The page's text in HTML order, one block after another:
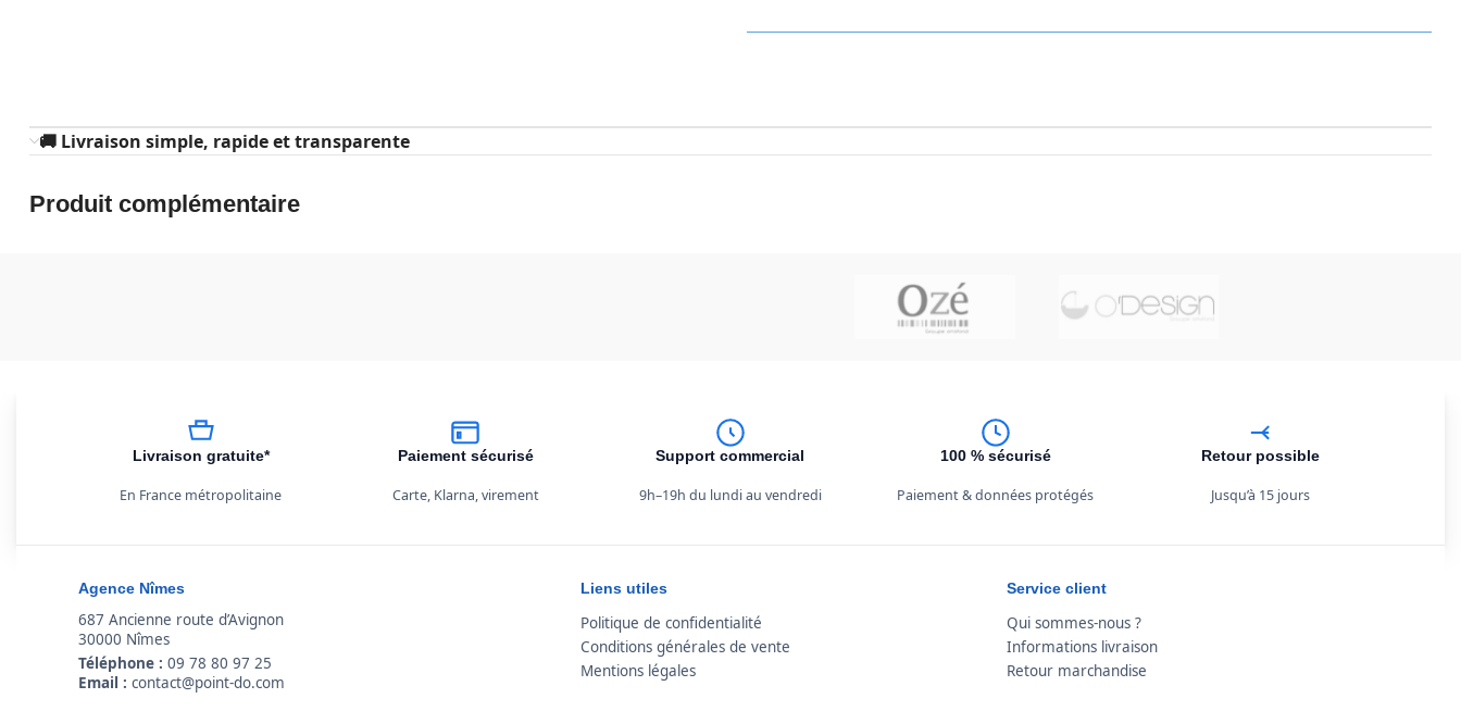
🚚 Livraison simple, rapide et transparente
Produit complémentaire
Livraison gratuite*
En France métropolitaine
Paiement sécurisé
Carte, Klarna, virement
Support commercial
9h–19h du lundi au vendredi
100 % sécurisé
Paiement & données protégés
Retour possible
Jusqu’à 15 jours
Agence Nîmes
687 Ancienne route d’Avignon
30000 Nîmes
Téléphone : 09 78 80 97 25
Email : contact@point-do.com
Liens utiles
Politique de confidentialité
Conditions générales de vente
Mentions légales
Service client
Qui sommes-nous ?
Informations livraison
Retour marchandise